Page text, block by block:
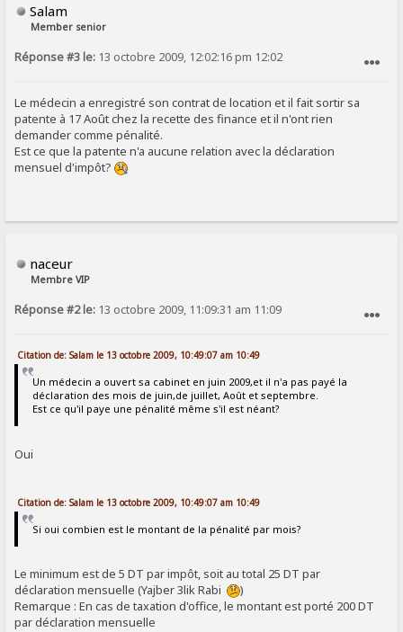
Salam
Member senior
Réponse #3 le: 13 octobre 2009, 12:02:16 pm 12:02
Le médecin a enregistré son contrat de location et il fait sortir sa
patente à 17 Août chez la recette des finance et il n'ont rien
demander comme pénalité.
Est ce que la patente n'a aucune relation avec la déclaration
mensuel d'impôt?
naceur
Membre VIP
Réponse #2 le: 13 octobre 2009, 11:09:31 am 11:09
Citation de: Salam le 13 octobre 2009, 10:49:07 am 10:49
Un médecin a ouvert sa cabinet en juin 2009,et il n'a pas payé la
déclaration des mois de juin,de juillet, Août et septembre.
Est ce qu'il paye une pénalité même s'il est néant?
Oui
Citation de: Salam le 13 octobre 2009, 10:49:07 am 10:49
Si oui combien est le montant de la pénalité par mois?
Le minimum est de 5 DT par impôt, soit au total 25 DT par
déclaration mensuelle (Yajber 3lik Rabi
)
Remarque : En cas de taxation d'office, le montant est porté 200 DT
par déclaration mensuelle